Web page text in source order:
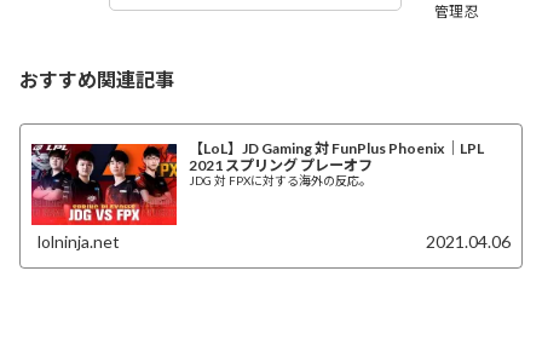
管理忍
おすすめ関連記事
【LoL】JD Gaming 対 FunPlus Phoenix｜LPL
2021 スプリング プレーオフ
JDG 対 FPXに対する海外の反応。
lolninja.net 2021.04.06